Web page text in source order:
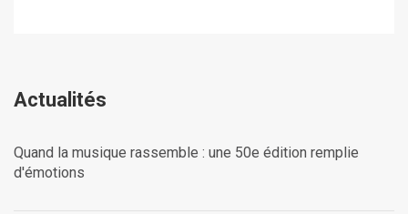
Actualités
Quand la musique rassemble : une 50e édition remplie
d'émotions